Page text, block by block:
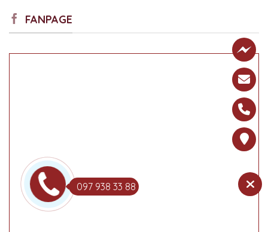
FANPAGE
097 938 33 88